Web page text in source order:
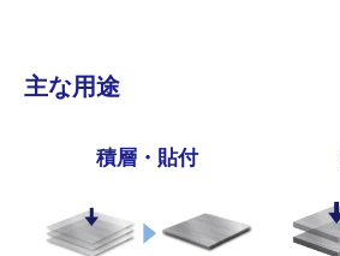
主な用途
積層・貼付